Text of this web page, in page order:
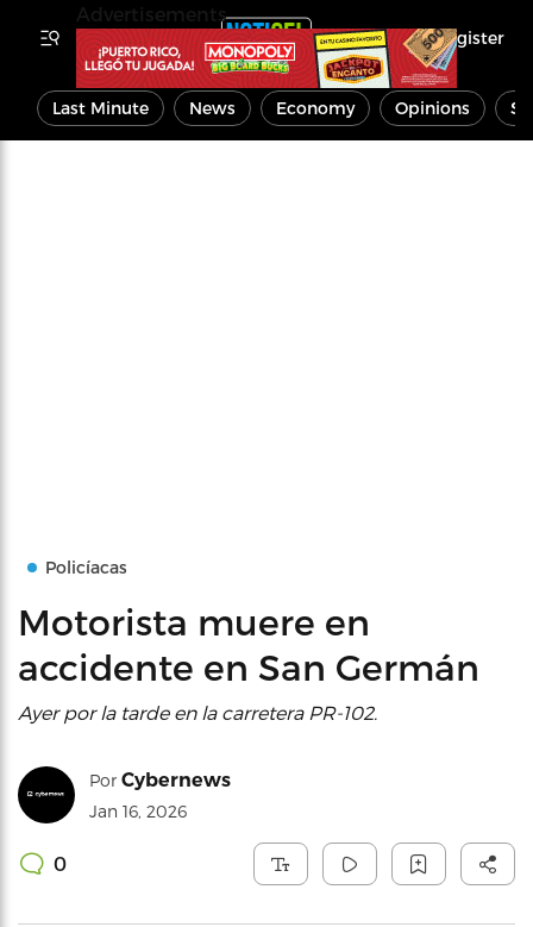
Register
Last Minute News Economy Opinions
Policíacas
Motorista muere en
accidente en San Germán
Ayer por la tarde en la carretera PR-102.
Por Cybernews
Jan 16, 2026
0
Advertisements